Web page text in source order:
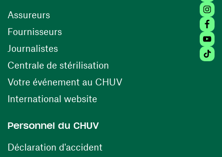
Assureurs
Fournisseurs(opens in a new window)
Journalistes
Centrale de stérilisation (opens in a new window)
Votre événement au CHUV(opens in a new
International website
Personnel du CHUV
Déclaration d'accident